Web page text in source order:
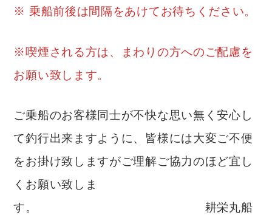
※ 乗船前後は間隔をあけてお待ちください。
※喫煙される方は、まわりの方へのご配慮を
お願い致します。
ご乗船のお客様同士が不快な思い無く安心し
て釣行出来ますように、皆様には大変ご不便
をお掛け致しますがご理解ご協力のほど宜し
くお願い致しま
す。 耕栄丸船